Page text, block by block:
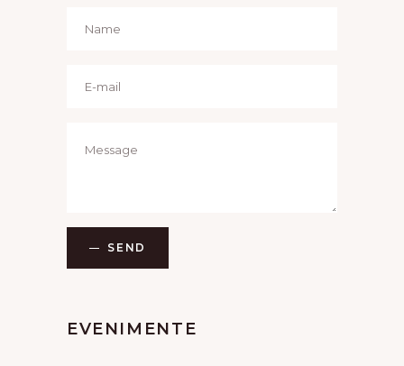
SEND
EVENIMENTE